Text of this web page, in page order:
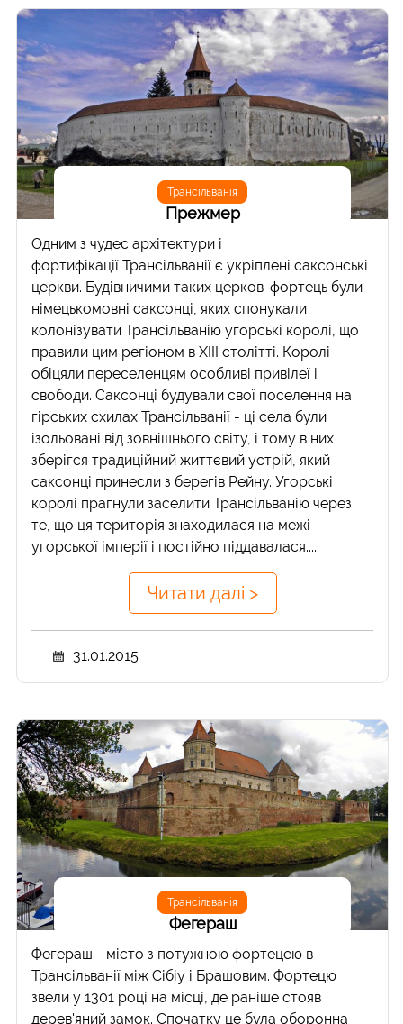
Трансільванія
Прежмер
Одним з чудес архітектури і
фортифікації Трансільванії є укріплені саксонські
церкви. Будівничими таких церков-фортець були
німецькомовні саксонці, яких спонукали
колонізувати Трансільванію угорські королі, що
правили цим регіоном в XIII столітті. Королі
обіцяли переселенцям особливі привілеї і
свободи. Саксонці будували свої поселення на
гірських схилах Трансільванії - ці села були
ізольовані від зовнішнього світу, і тому в них
зберігся традиційний життєвий устрій, який
саксонці принесли з берегів Рейну. Угорські
королі прагнули заселити Трансільванію через
те, що ця територія знаходилася на межі
угорської імперії і постійно піддавалася....
Читати далі >
31.01.2015
Трансільванія
Фегераш
Фегераш - місто з потужною фортецею в
Трансільванії між Сібіу і Брашовим. Фортецю
звели у 1301 році на місці, де раніше стояв
дерев'яний замок. Спочатку це була оборонна